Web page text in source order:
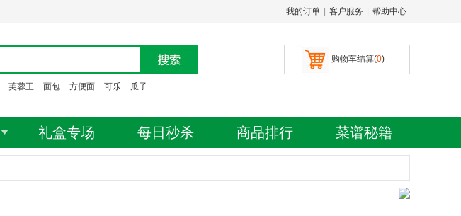
我的订单 客户服务 帮助中心
芙蓉王 面包 方便面 可乐 瓜子
购物车结算(0)
礼盒专场 每日秒杀 商品排行 菜谱秘籍